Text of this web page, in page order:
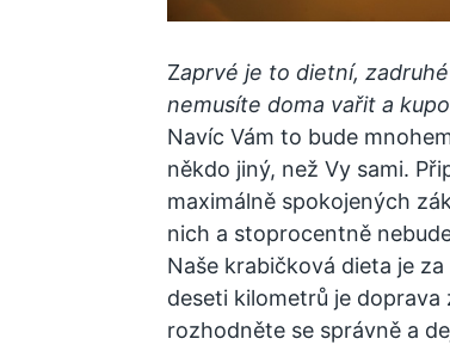
Zaprvé je to dietní,
nemusíte doma vařit a
Navíc Vám to bude
někdo jiný, než Vy sami.
maximálně spokojených
nich a stoprocentně
Naše krabičková dieta je
deseti kilometrů je
rozhodněte se správně a